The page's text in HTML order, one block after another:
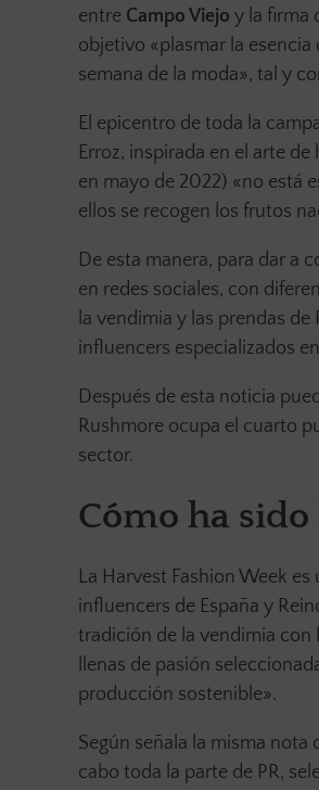
entre Campo Viejo y la firma
objetivo «plasmar la
semana de la moda», tal y
El epicentro de toda la
Erroz, inspirada en el arte
en mayo de 2022) «no está
ellos se recogen los frutos
De esta manera, para dar a
en redes sociales, con
la vendimia y las prendas
influencers especializados
Después de esta noticia
Rushmore ocupa el cuarto
sector.
Cómo ha
La Harvest Fashion Week
influencers de España y
tradición de la vendimia con
llenas de pasión
producción sostenible».
Según señala la misma nota
cabo toda la parte de PR,